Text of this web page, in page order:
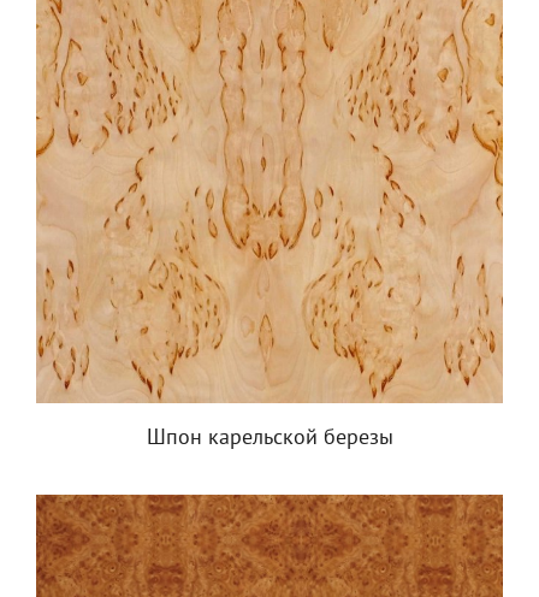
Шпон карельской березы